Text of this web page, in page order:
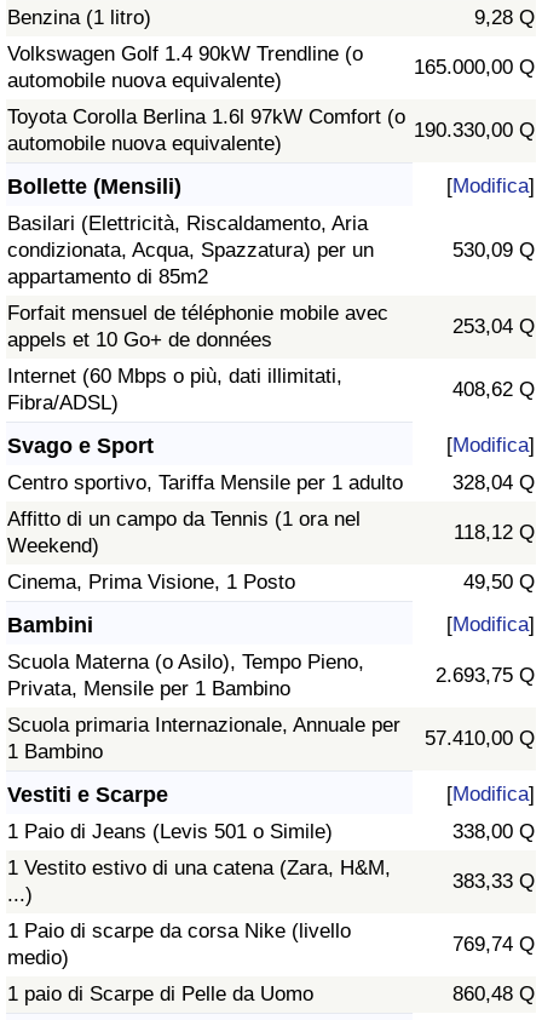
Benzina (1 litro)
9,28 Q
Volkswagen Golf 1.4 90kW Trendline (o
automobile nuova equivalente)
165.000,00 Q
Toyota Corolla Berlina 1.6l 97kW Comfort (o
automobile nuova equivalente)
190.330,00 Q
Bollette (Mensili) [Modifica]
Basilari (Elettricità, Riscaldamento, Aria
condizionata, Acqua, Spazzatura) per un
appartamento di 85m2
530,09 Q
Forfait mensuel de téléphonie mobile avec
appels et 10 Go+ de données
253,04 Q
Internet (60 Mbps o più, dati illimitati,
Fibra/ADSL)
408,62 Q
Svago e Sport [Modifica]
Centro sportivo, Tariffa Mensile per 1 adulto
328,04 Q
Affitto di un campo da Tennis (1 ora nel
Weekend)
118,12 Q
Cinema, Prima Visione, 1 Posto 49,50 Q
Bambini [Modifica]
Scuola Materna (o Asilo), Tempo Pieno,
Privata, Mensile per 1 Bambino
2.693,75 Q
Scuola primaria Internazionale, Annuale per
1 Bambino
57.410,00 Q
Vestiti e Scarpe [Modifica]
1 Paio di Jeans (Levis 501 o Simile)
338,00 Q
1 Vestito estivo di una catena (Zara, H&M,
...)
383,33 Q
1 Paio di scarpe da corsa Nike (livello
medio)
769,74 Q
1 paio di Scarpe di Pelle da Uomo 860,48 Q